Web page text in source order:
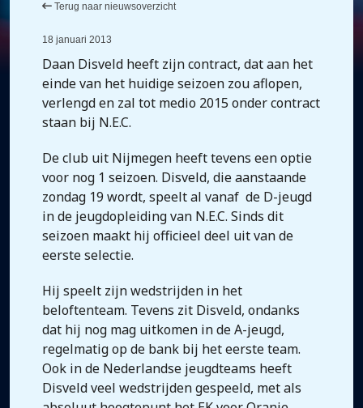
Terug naar nieuwsoverzicht
18 januari 2013
Daan Disveld heeft zijn contract, dat aan het
einde van het huidige seizoen zou aflopen,
verlengd en zal tot medio 2015 onder contract
staan bij N.E.C.
De club uit Nijmegen heeft tevens een optie
voor nog 1 seizoen. Disveld, die aanstaande
zondag 19 wordt, speelt al vanaf de D-jeugd
in de jeugdopleiding van N.E.C. Sinds dit
seizoen maakt hij officieel deel uit van de
eerste selectie.
Hij speelt zijn wedstrijden in het
beloftenteam. Tevens zit Disveld, ondanks
dat hij nog mag uitkomen in de A-jeugd,
regelmatig op de bank bij het eerste team.
Ook in de Nederlandse jeugdteams heeft
Disveld veel wedstrijden gespeeld, met als